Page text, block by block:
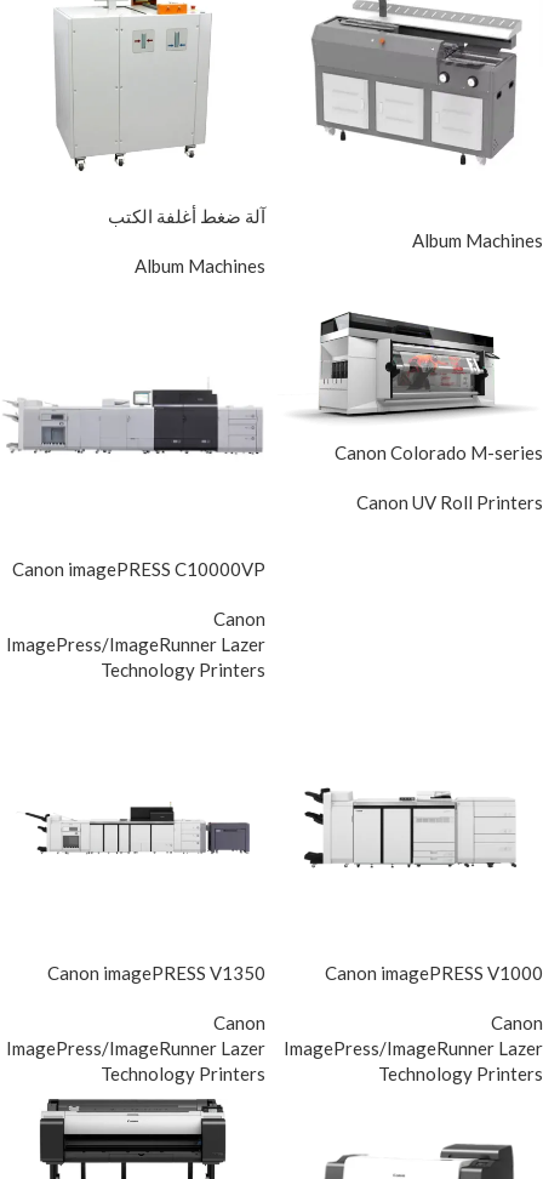
Album Machines
آلة ضغط أغلفة الكتب
Album Machines
Canon Colorado M-series
Canon UV Roll Printers
Canon imagePRESS C10000VP
Canon
ImagePress/ImageRunner Lazer
Technology Printers
Canon imagePRESS V1000
Canon
ImagePress/ImageRunner Lazer
Technology Printers
Canon imagePRESS V1350
Canon
ImagePress/ImageRunner Lazer
Technology Printers